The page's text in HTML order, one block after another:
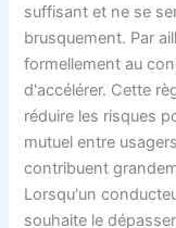
suffisant et ne se
brusquement. Par
formellement au
d'accélérer. Cette
réduire les risques
mutuel entre
contribuent
Lorsqu'un
souhaite le